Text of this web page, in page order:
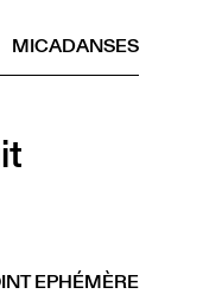
MICADANSES
EPHÉMÈRE